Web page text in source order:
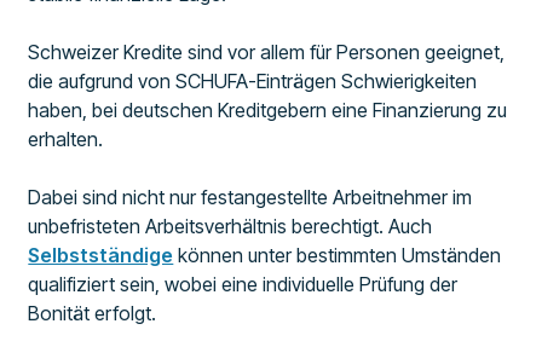
Schweizer Kredite sind vor allem für Personen geeignet,
die aufgrund von SCHUFA-Einträgen Schwierigkeiten
haben, bei deutschen Kreditgebern eine Finanzierung zu
erhalten.
Dabei sind nicht nur festangestellte Arbeitnehmer im
unbefristeten Arbeitsverhältnis berechtigt. Auch
Selbstständige können unter bestimmten Umständen
qualifiziert sein, wobei eine individuelle Prüfung der
Bonität erfolgt.